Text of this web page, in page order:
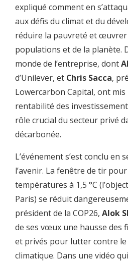
03:16 qui représentent moins d'un
de gaz à effet
de serre causées par l'action
d'investissements
dans l'adaptation et dans des
03:31 ainsi que dans des énergies à
03:35 Et il y a quelques pays à revenu
Colombie,
03:39 qui ont été frappés par la crise et
03:44
en bénéficiant d'aides pour faire
03:50 tout en contribuant aux efforts
03:54 Monsieur le président Ivan
03:57 Parlez nous de la manière dont
émissions,
04:02 procède à l'adaptation et devient
expliqué comment en
aux défis du climat et du
réduire la pauvreté et
populations et de la planète.
monde de l’entreprise, dont
d’Unilever, et Chris Sacca,
Lowercarbon Capital, ont mis
rentabilité des
rôle crucial du secteur privé
décarbonée.
L’événement s’est conclu en
l’avenir. La fenêtre de tir
températures à 1,5 °C
Paris) se réduit
président de la COP26, Alok
de ses vœux une hausse des
et privés pour lutter contre
climatique. Dans une vidéo